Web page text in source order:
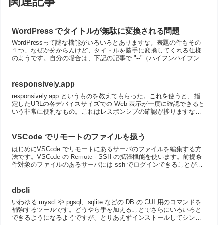
WordPress でタイトルが無駄に変換される問題
WordPressって謎な機能がいろいろとありますな。表題の件もその
１つ。なぜか分からんけど、タイトルを勝手に変換してくれる仕様
のようです。自分の場合は、下記の記事で "--"（ハイフンハイフン）
responsively.app
responsively.app というものを教えてもらった。これを使うと、指
定したURLの各デバイスサイズでの Web 表示が一度に確認できると
いう非常に便利なもの。これはレスポンシブの確認が捗りますな〜
VSCode でリモートのファイルを扱う
はじめにVSCode でリモートにあるサーバのファイルを編集する方
法です。VSCode の Remote - SSH の拡張機能を使います。前提条
件対象のファイルのあるサーバには ssh でログインできることが前
dbcli
いわゆる mysql や pgsql、sqlite などの DB の CUI 用のコマンドを
補強するツールです。どうやら手を加えることでさらにいろいろと
できるようになるようですが、とりあえずインストールしてシンプ